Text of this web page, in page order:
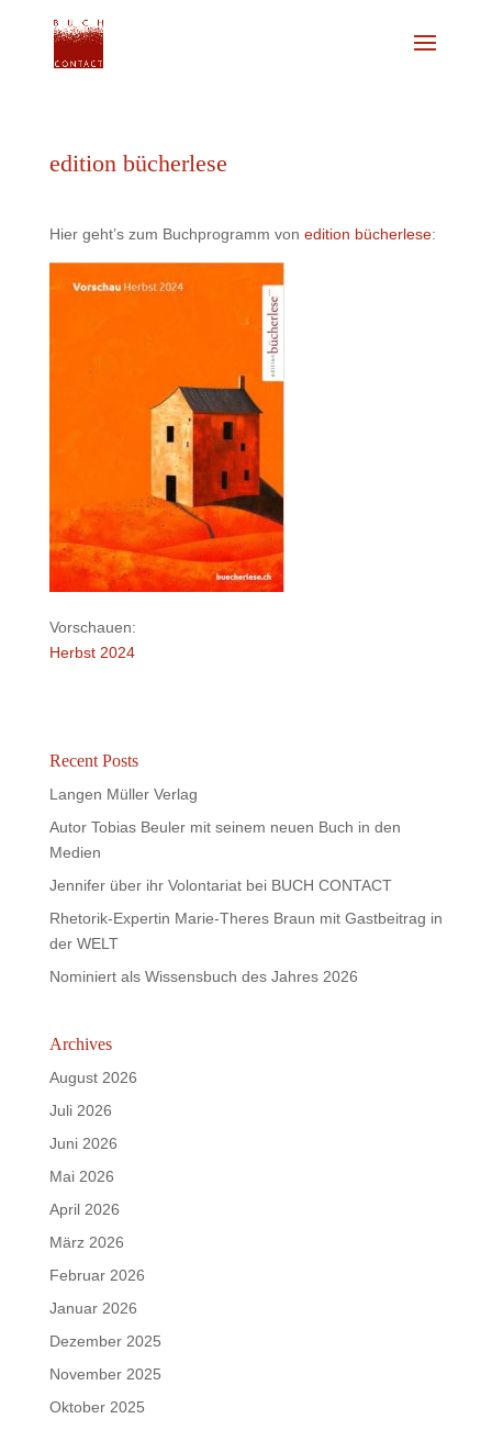
edition bücherlese
Hier geht’s zum Buchprogramm von edition bücherlese:
Vorschauen:
Herbst 2024
Recent Posts
Langen Müller Verlag
Autor Tobias Beuler mit seinem neuen Buch in den
Medien
Jennifer über ihr Volontariat bei BUCH CONTACT
Rhetorik-Expertin Marie-Theres Braun mit Gastbeitrag in
der WELT
Nominiert als Wissensbuch des Jahres 2026
Archives
August 2026
Juli 2026
Juni 2026
Mai 2026
April 2026
März 2026
Februar 2026
Januar 2026
Dezember 2025
November 2025
Oktober 2025